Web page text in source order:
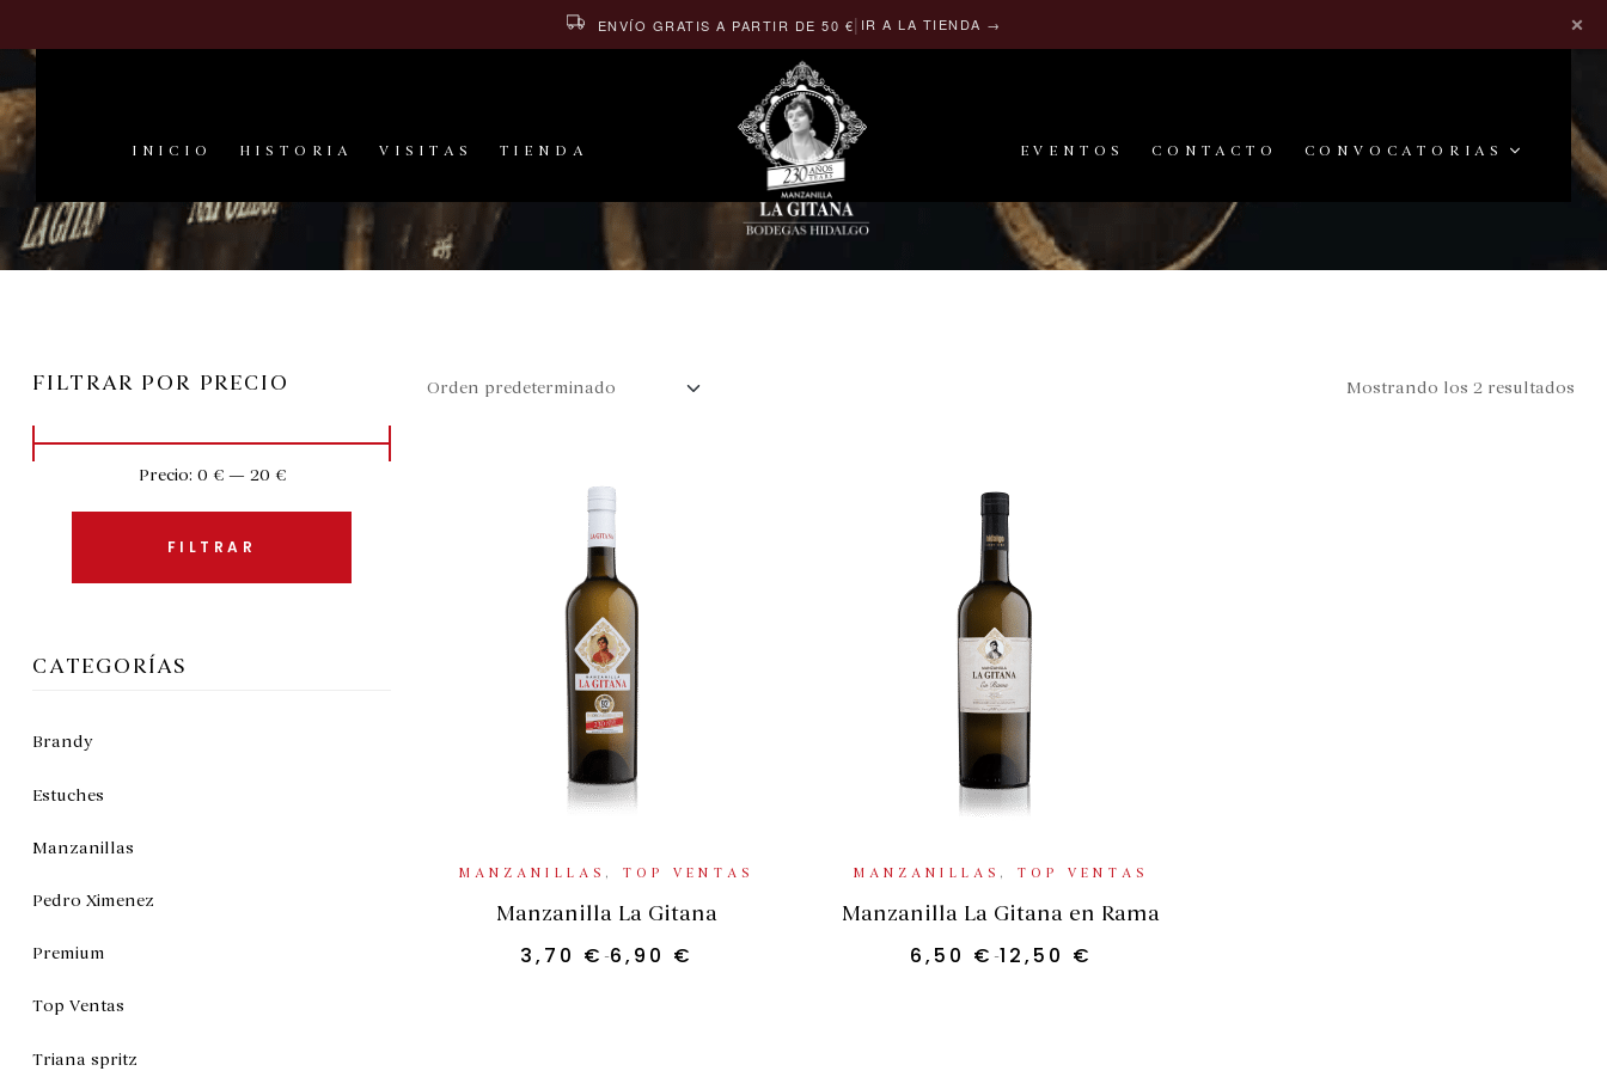
ENVÍO GRATIS A PARTIR DE 50 €| IR A LA TIENDA → ×
INICIO HISTORIA VISITAS TIENDA EVENTOS CONTACTO CONVOCATORIAS
Mostrando los 2 resultados
SELECCIONAR OPCIONES
MANZANILLAS ,TOP VENTAS
Manzanilla La Gitana
3,70 € -6,90 €
SELECCIONAR OPCIONES
MANZANILLAS ,TOP VENTAS
Manzanilla La Gitana en Rama
6,50 € -12,50 €
FILTRAR POR PRECIO
FILTRAR
Precio: 0 €— 20 €
CATEGORÍAS
Brandy
Estuches
Manzanillas
Pedro Ximenez
Premium
Top Ventas
Triana spritz